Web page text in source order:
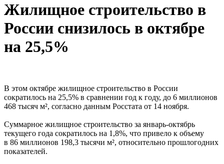
Жилищное строительство в
России снизилось в октябре
на 25,5%
В этом октябре жилищное строительство в России
сократилось на 25,5% в сравнении год к году, до 6 миллионов
468 тысяч м², согласно данным Росстата от 14 ноября.
Суммарное жилищное строительство за январь-октябрь
текущего года сократилось на 1,8%, что привело к объему
в 86 миллионов 198,3 тысячи м², относительно прошлогодних
показателей.